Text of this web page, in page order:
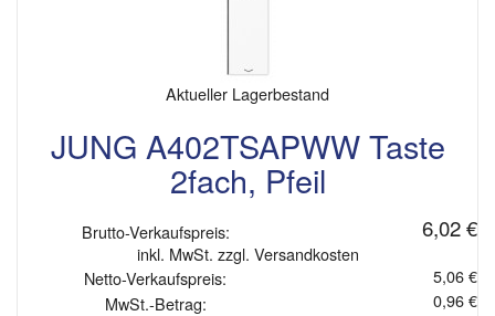
Aktueller Lagerbestand
JUNG A402TSAPWW Taste
2fach, Pfeil
Brutto-Verkaufspreis: 6,02 €
inkl. MwSt. zzgl. Versandkosten
Netto-Verkaufspreis:
5,06 €
MwSt.-Betrag:
0,96 €